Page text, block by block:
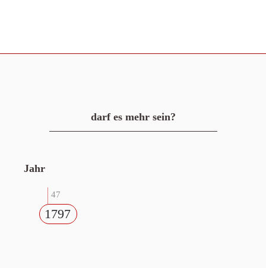
darf es mehr sein?
Jahr
47
1797